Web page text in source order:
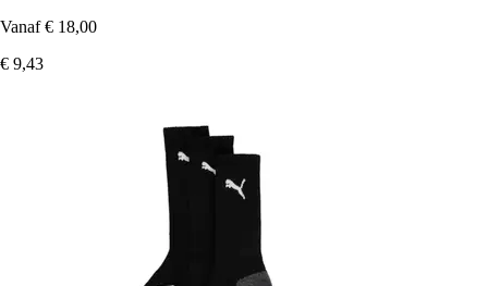
Vanaf € 18,00
€ 9,43